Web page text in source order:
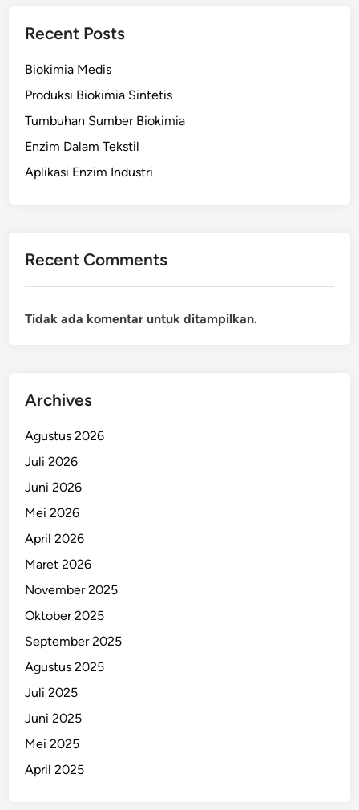
Recent Posts
Biokimia Medis
Produksi Biokimia Sintetis
Tumbuhan Sumber Biokimia
Enzim Dalam Tekstil
Aplikasi Enzim Industri
Recent Comments
Tidak ada komentar untuk ditampilkan.
Archives
Agustus 2026
Juli 2026
Juni 2026
Mei 2026
April 2026
Maret 2026
November 2025
Oktober 2025
September 2025
Agustus 2025
Juli 2025
Juni 2025
Mei 2025
April 2025